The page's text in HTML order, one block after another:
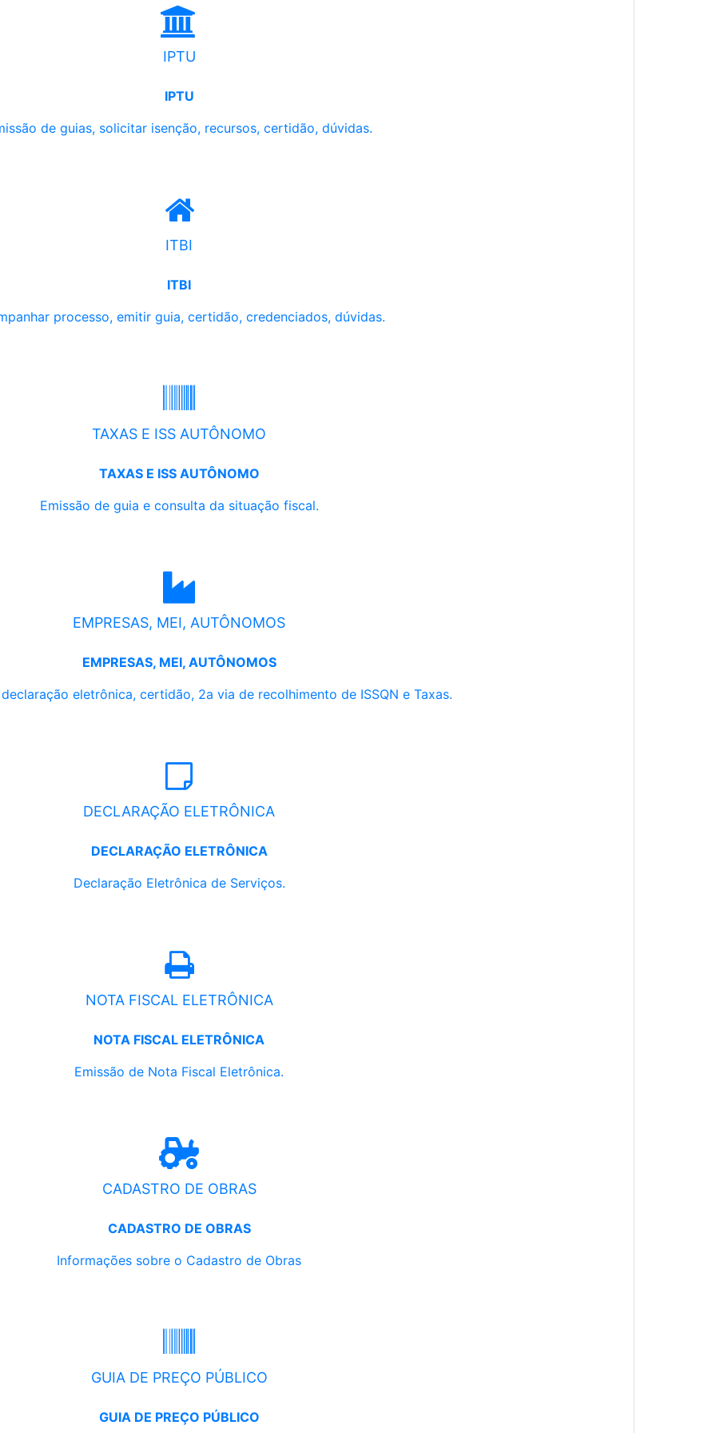
IPTU
IPTU
de guias, solicitar isenção, recursos, certidão, dúvidas.
ITBI
ITBI
processo, emitir guia, certidão, credenciados, dúvidas.
TAXAS E ISS AUTÔNOMO
TAXAS E ISS AUTÔNOMO
Emissão de guia e consulta da situação fiscal.
EMPRESAS, MEI, AUTÔNOMOS
EMPRESAS, MEI, AUTÔNOMOS
eletrônica, certidão, 2a via de recolhimento de ISSQN e Taxas.
DECLARAÇÃO ELETRÔNICA
DECLARAÇÃO ELETRÔNICA
Declaração Eletrônica de Serviços.
NOTA FISCAL ELETRÔNICA
NOTA FISCAL ELETRÔNICA
Emissão de Nota Fiscal Eletrônica.
CADASTRO DE OBRAS
CADASTRO DE OBRAS
Informações sobre o Cadastro de Obras
GUIA DE PREÇO PÚBLICO
GUIA DE PREÇO PÚBLICO